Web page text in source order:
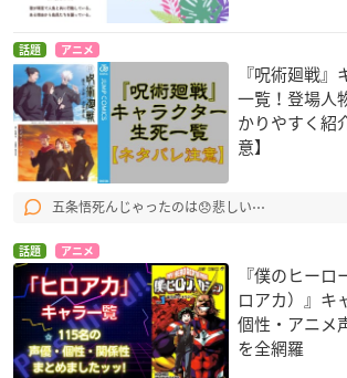
話題 アニメ
『呪術廻戦
一覧！登場人
かりやすく紹
意】
五条悟死んじゃったのは😞悲しい⋯
話題 アニメ
『僕のヒー
ロアカ）』キ
個性・アニメ
を全網羅